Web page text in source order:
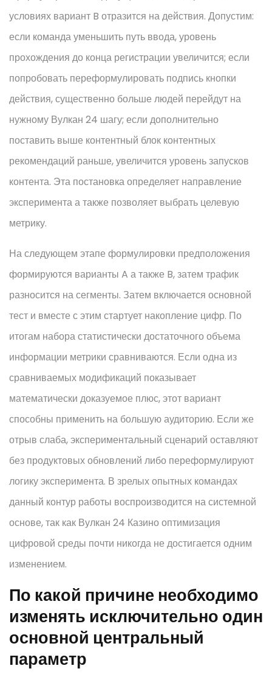
условиях вариант B отразится на действия. Допустим:
если команда уменьшить путь ввода, уровень
прохождения до конца регистрации увеличится; если
попробовать переформулировать подпись кнопки
действия, существенно больше людей перейдут на
нужному Вулкан 24 шагу; если дополнительно
поставить выше контентный блок контентных
рекомендаций раньше, увеличится уровень запусков
контента. Эта постановка определяет направление
эксперимента а также позволяет выбрать целевую
метрику.
На следующем этапе формулировки предположения
формируются варианты A а также B, затем трафик
разносится на сегменты. Затем включается основной
тест и вместе с этим стартует накопление цифр. По
итогам набора статистически достаточного объема
информации метрики сравниваются. Если одна из
сравниваемых модификаций показывает
математически доказуемое плюс, этот вариант
способны применить на большую аудиторию. Если же
отрыв слаба, экспериментальный сценарий оставляют
без продуктовых обновлений либо переформулируют
логику эксперимента. В зрелых опытных командах
данный контур работы воспроизводится на системной
основе, так как Вулкан 24 Казино оптимизация
цифровой среды почти никогда не достигается одним
изменением.
По какой причине необходимо
изменять исключительно один
основной центральный
параметр